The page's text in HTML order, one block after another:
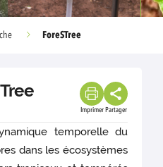
ForeSTree
Imprimer Partager
temporelle du
dans les écosystèmes